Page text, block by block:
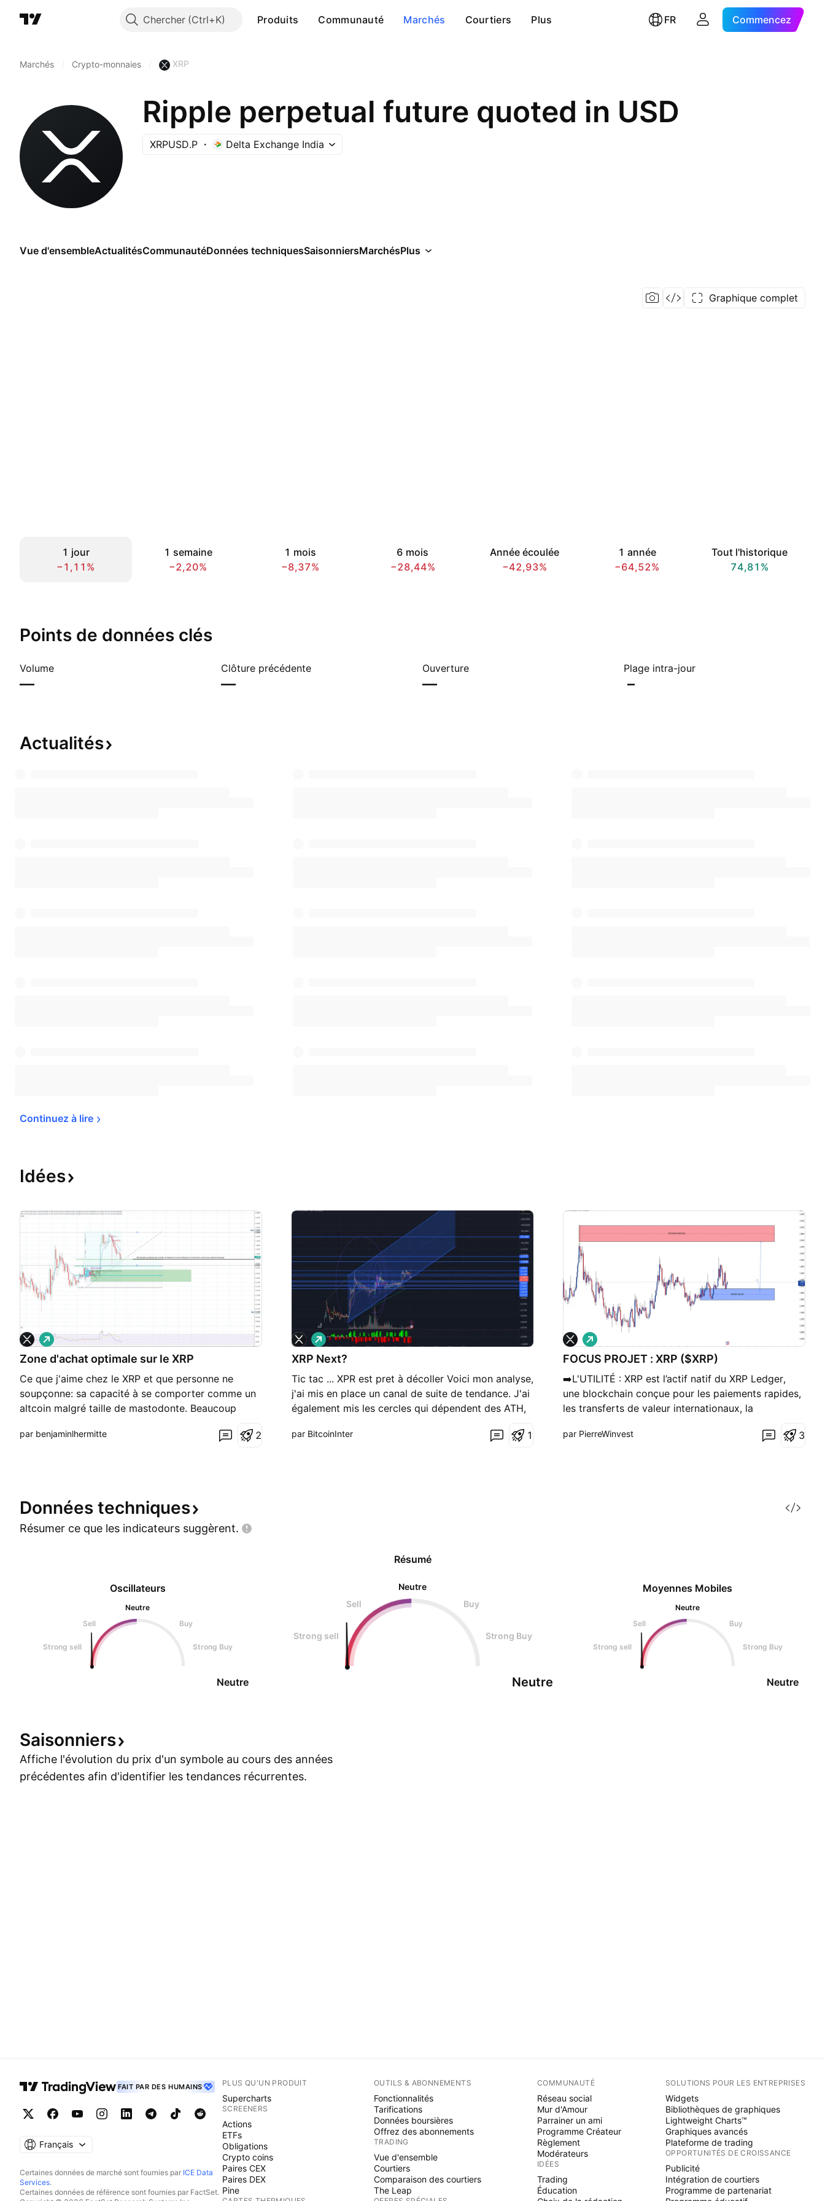
Chercher Produits Communauté Marchés Courtiers Plus FR Commencez
Marchés Crypto-monnaies XRP
Ripple perpetual future quoted in USD
XRPUSD.P Delta Exchange India
Vue d'ensembleActualitésCommunautéDonnées techniquesSaisonniersMarchésPlus
Graphique complet
1 jour
−1,11%
1 semaine
−2,20%
1 mois
−8,37%
6 mois
−28,44%
Année écoulée
−42,93%
1 année
−64,52%
Tout l'historique
74,81%
Points de données clés
Volume
—
Clôture précédente
—
Ouverture
—
Plage intra-jour
–
Actualités
Continuez à lire
Idées
Zone d'achat optimale sur le XRP
Ce que j'aime chez le XRP et que personne ne
soupçonne: sa capacité à se comporter comme un
altcoin malgré taille de mastodonte. Beaucoup
dire un truc les graphiques XRP se lisent en mensuel
L
o
n
par benjaminlhermitte 2
XRP Next?
Tic tac ... XPR est pret à décoller Voici mon analyse,
j'ai mis en place un canal de suite de tendance. J'ai
également mis les cercles qui dépendent des ATH,
pensez-vous?
L
o
n
par BitcoinInter 1
FOCUS PROJET : XRP ($XRP)
➡️L'UTILITÉ : XRP est l’actif natif du XRP Ledger,
une blockchain conçue pour les paiements rapides,
les transferts de valeur internationaux, la
faible coût. Son avantage principal reste sa rapidité
L
o
n
par PierreWinvest 3
Données techniques
Résumer ce que les indicateurs suggèrent.
Oscillateurs
Neutre
Sell
Buy
Strong sell Strong Buy
Neutre
Résumé
Neutre
Sell
Buy
Strong sell Strong Buy
Neutre
Moyennes Mobiles
Neutre
Sell
Buy
Strong sell Strong Buy
Neutre
Saisonniers
Affiche l'évolution du prix d'un symbole au cours des années
précédentes afin d'identifier les tendances récurrentes.
FAIT PAR DES HUMAINS
Français
Certaines données de marché sont fournies par ICE Data
Services.
Certaines données de référence sont fournies par FactSet.
PLUS QU'UN PRODUIT
Supercharts
SCREENERS
Actions
ETFs
Obligations
Crypto coins
Paires CEX
Paires DEX
Pine
OUTILS & ABONNEMENTS
Fonctionnalités
Tarifications
Données boursières
Offrez des abonnements
TRADING
Vue d'ensemble
Courtiers
Comparaison des courtiers
The Leap
COMMUNAUTÉ
Réseau social
Mur d'Amour
Parrainer un ami
Programme Créateur
Règlement
Modérateurs
IDÉES
Trading
Éducation
SOLUTIONS POUR LES ENTREPRISES
Widgets
Bibliothèques de graphiques
Lightweight Charts™
Graphiques avancés
Plateforme de trading
OPPORTUNITÉS DE CROISSANCE
Publicité
Intégration de courtiers
Programme de partenariat